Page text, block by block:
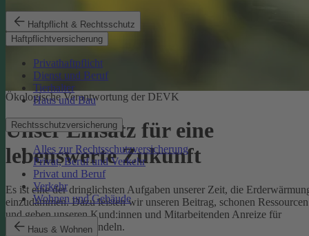
Haftpflicht & Rechtsschutz
Haftpflichtversicherung
Privathaftpflicht
Dienst und Beruf
Tierhalter
Haus und Bau
Rechtsschutzversicherung
Alles zur Rechtsschutzversicherung
Privat, Beruf und Verkehr
Privat und Beruf
Verkehr
Wohnen und Gebäude
Haus & Wohnen
Ökologische Verantwortung der DEVK
Unser Einsatz für eine
lebenswerte Zukunft
Es ist eine der dringlichsten Aufgaben unserer Zeit, die
einzudämmen. Dazu leisten wir unseren Beitrag, schonen Ressourcen
und geben unseren Kund:innen und Mitarbeitenden Anreize für
umweltbewusstes Handeln.